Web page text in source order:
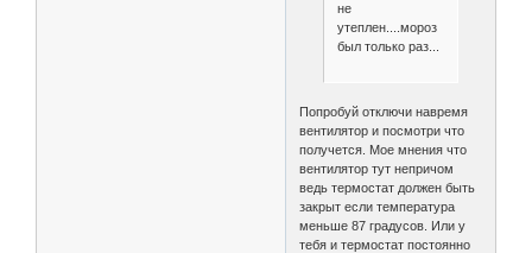
не
утеплен....мороз
был только раз...
Попробуй отключи навремя
вентилятор и посмотри что
получется. Мое мнения что
вентилятор тут непричом
ведь термостат должен быть
закрыт если температура
меньше 87 градусов. Или у
тебя и термостат постоянно